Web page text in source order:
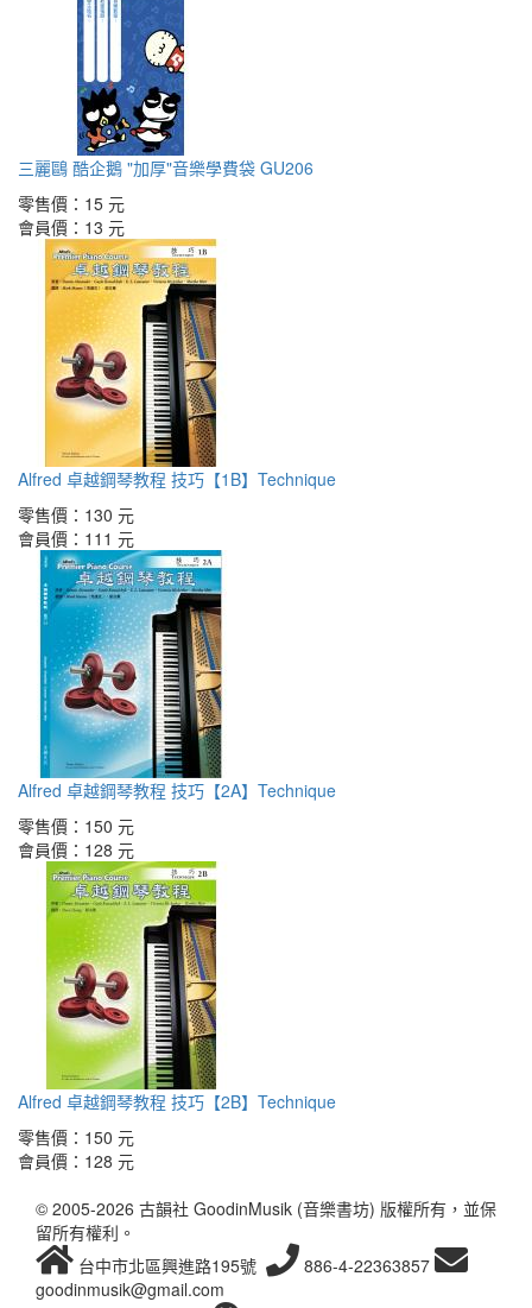
三麗鷗 酷企鵝 "加厚"音樂學費袋 GU206
零售價： 15 元
會員價： 13 元
Alfred 卓越鋼琴教程 技巧【1B】Technique
零售價： 130 元
會員價： 111 元
Alfred 卓越鋼琴教程 技巧【2A】Technique
零售價： 150 元
會員價： 128 元
Alfred 卓越鋼琴教程 技巧【2B】Technique
零售價： 150 元
會員價： 128 元
© 2005-2026 古韻社 GoodinMusik (音樂書坊) 版權所有，並保
留所有權利。
台中市北區興進路195號
886-4-22363857
goodinmusik@gmail.com